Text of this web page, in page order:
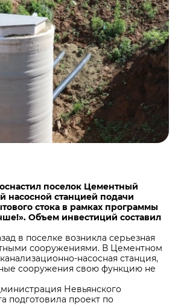
поселок Цементный
насосной станцией подачи
стока в рамках программы
Объем инвестиций составил
в поселке возникла серьезная
сооружениями. В Цементном
насосная станция,
сооружения свою функцию не
Невьянского
подготовила проект по
ТМЦ и непрофильных активов
области закупок
и тренды
клиентов
цементной отрасли